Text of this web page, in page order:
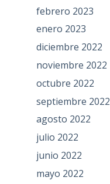
febrero 2023
enero 2023
diciembre 2022
noviembre 2022
octubre 2022
septiembre 2022
agosto 2022
julio 2022
junio 2022
mayo 2022